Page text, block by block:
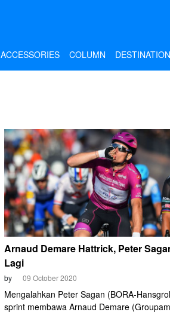
ACCESSORIES COLUMN DESTINATION
Arnaud Demare Hattrick, Peter
Lagi
by 09 October 2020
Mengalahkan Peter Sagan (BORA-
sprint membawa Arnaud Demare